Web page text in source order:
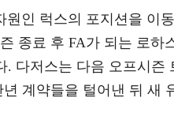
원인 럭스의 포지션을 이
종료 후 FA가 되는 로하
. 다저스는 다음 오프시즌
계약들을 털어낸 뒤 새